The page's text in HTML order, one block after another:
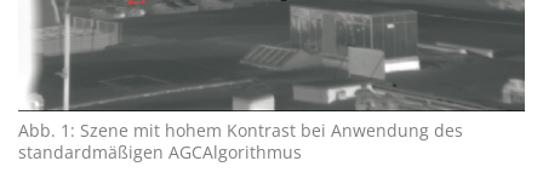
Abb. 1: Szene mit hohem Kontrast bei Anwendung des
standardmäßigen AGCAlgorithmus